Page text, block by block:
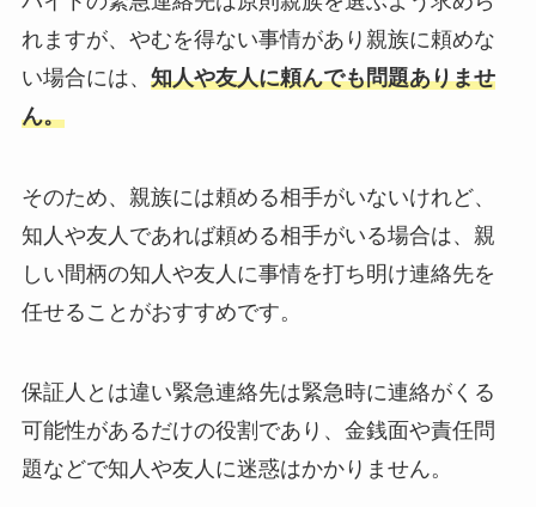
れますが、やむを得ない事情があり親族に頼めな
い場合には、 知人や友人に頼んでも問題ありませ
ん。
そのため、親族には頼める相手がいないけれど、
知人や友人であれば頼める相手がいる場合は、親
しい間柄の知人や友人に事情を打ち明け連絡先を
任せることがおすすめです。
保証人とは違い緊急連絡先は緊急時に連絡がくる
可能性があるだけの役割であり、金銭面や責任問
題などで知人や友人に迷惑はかかりません。